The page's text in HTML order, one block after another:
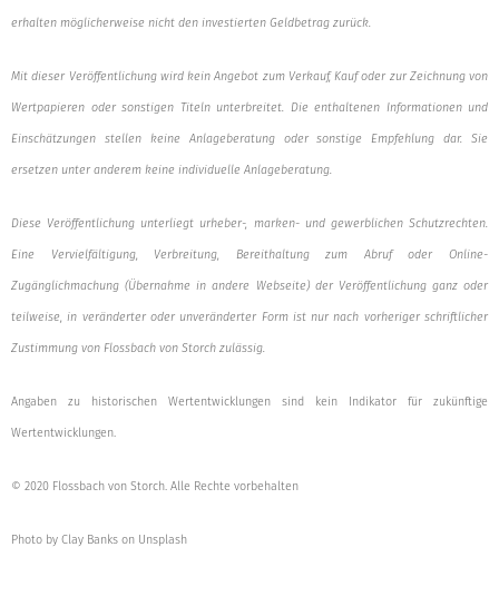
erhalten möglicherweise nicht den investierten Geldbetrag zurück.
Mit dieser Veröffentlichung wird kein Angebot zum Verkauf, Kauf oder zur Zeichnung von
Wertpapieren oder sonstigen Titeln unterbreitet. Die enthaltenen Informationen und
Einschätzungen stellen keine Anlageberatung oder sonstige Empfehlung dar. Sie
ersetzen unter anderem keine individuelle Anlageberatung.
Diese Veröffentlichung unterliegt urheber-, marken- und gewerblichen Schutzrechten.
Eine Vervielfältigung, Verbreitung, Bereithaltung zum Abruf oder Online-
Zugänglichmachung (Übernahme in andere Webseite) der Veröffentlichung ganz oder
teilweise, in veränderter oder unveränderter Form ist nur nach vorheriger schriftlicher
Zustimmung von Flossbach von Storch zulässig.
Angaben zu historischen Wertentwicklungen sind kein Indikator für zukünftige
Wertentwicklungen.
© 2020 Flossbach von Storch. Alle Rechte vorbehalten
Photo by Clay Banks on Unsplash